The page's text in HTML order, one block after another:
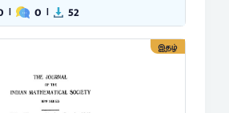
| 0 | 52
இதழ்